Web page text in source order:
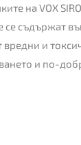
на VOX
съдържат
вредни и
и по-